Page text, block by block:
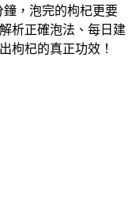
鐘，泡完的枸杞更要
析正確泡法、每日建
枸杞的真正功效！